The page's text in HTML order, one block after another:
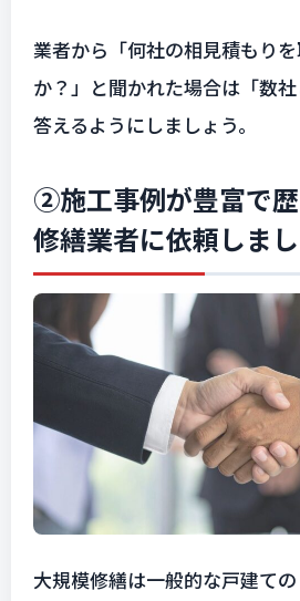
業者から「何社の相見積もり
か？」と聞かれた場合は「数
答えるようにしましょう。
②施工事例が豊富で
修繕業者に依頼しま
大規模修繕は一般的な戸建て